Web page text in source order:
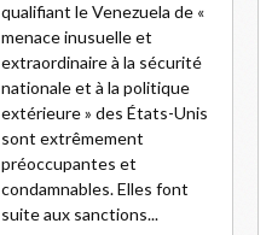
qualifiant le Venezuela de «
menace inusuelle et
extraordinaire à la sécurité
nationale et à la politique
extérieure » des États-Unis
sont extrêmement
préoccupantes et
condamnables. Elles font
suite aux sanctions...